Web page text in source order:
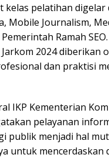
kelas pelatihan digelar
Mobile Journalism,
Ramah
2024 diberikan
dan praktisi
IKP Kementerian
pelayanan
publik menjadi hal
untuk mencerdaskan